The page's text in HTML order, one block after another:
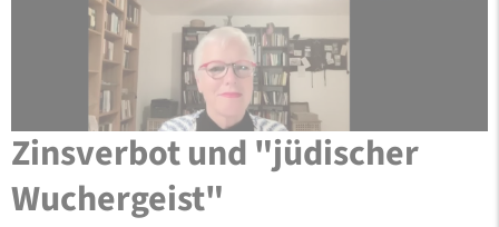
Zinsverbot und "jüdischer
Wuchergeist"